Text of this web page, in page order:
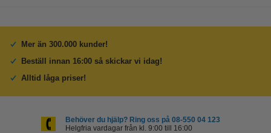
Mer än 300.000 kunder!
Beställ innan 16:00 så skickar vi idag!
Alltid låga priser!
Behöver du hjälp? Ring oss på 08-550 04 123
Helgfria vardagar från kl. 9:00 till 16:00